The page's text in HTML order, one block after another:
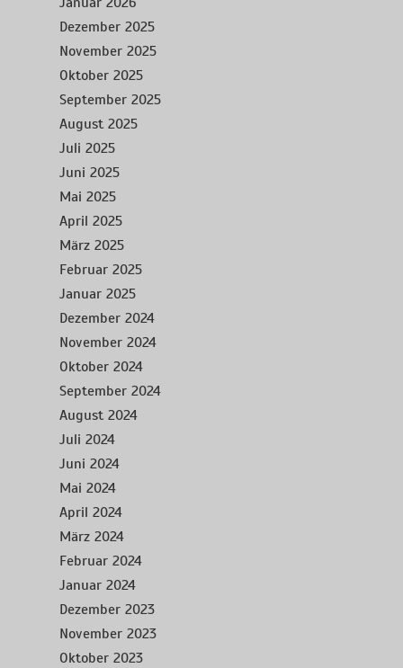
Dezember 2025
November 2025
Oktober 2025
September 2025
August 2025
Juli 2025
Juni 2025
Mai 2025
April 2025
März 2025
Februar 2025
Januar 2025
Dezember 2024
November 2024
Oktober 2024
September 2024
August 2024
Juli 2024
Juni 2024
Mai 2024
April 2024
März 2024
Februar 2024
Januar 2024
Dezember 2023
November 2023
Oktober 2023